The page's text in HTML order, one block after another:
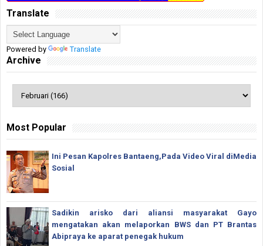
Translate
Powered by Translate
Archive
Most Popular
Ini Pesan Kapolres Bantaeng,Pada Video Viral diMedia
Sosial
Sadikin arisko dari aliansi masyarakat Gayo
mengatakan akan melaporkan BWS dan PT Brantas
Abipraya ke aparat penegak hukum